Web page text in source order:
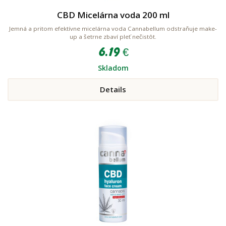
CBD Micelárna voda 200 ml
Jemná a pritom efektívne micelárna voda Cannabellum odstraňuje make-
up a šetrne zbaví pleť nečistôt.
6.19 €
Skladom
Details